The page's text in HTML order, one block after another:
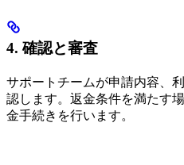
4. 確認と審査
サポートチームが申請内容、
認します。返金条件を満たす
金手続きを行います。